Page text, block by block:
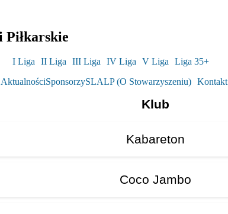
Piłkarskie
I Liga II Liga III Liga IV Liga V Liga
Liga 35+
AktualnościSponsorzySLALP (O Stowarzyszeniu) Kontakt
Klub
Kabareton
Coco Jambo